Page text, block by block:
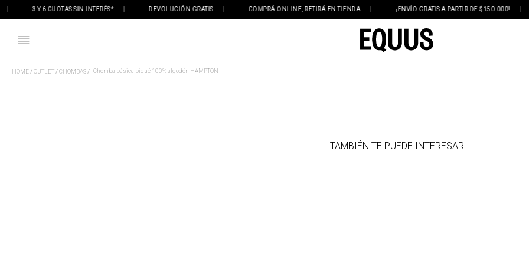
3 Y 6 CUOTAS SIN INTERÉS* | DEVOLUCIÓN GRATIS | COMPRÁ ONLINE, RETIRÁ EN TIENDA | ¡ENVÍO GRATIS A PARTIR DE $150.000! |
OUTLET CHOMBAS Chomba básica piqué 100% algodón HAMPTON
TAMBIÉN TE PUEDE INTERESAR